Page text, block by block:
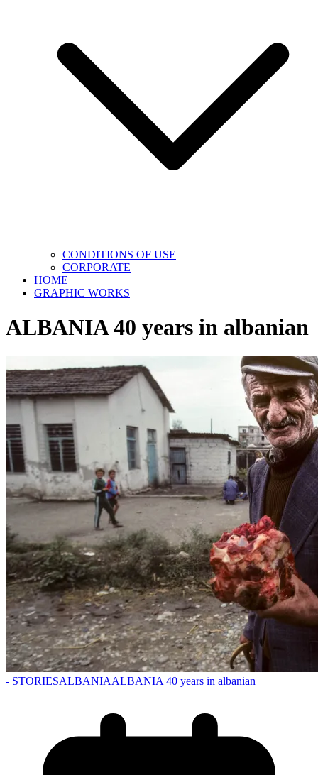
CONDITIONS OF USE
CORPORATE
HOME
GRAPHIC WORKS
ALBANIA 40 years in albanian
- STORIESALBANIAALBANIA 40 years in albanian